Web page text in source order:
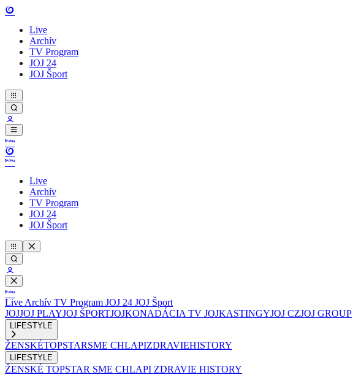
Live
Archív
TV Program
JOJ 24
JOJ Šport
Live
Archív
TV Program
JOJ 24
JOJ Šport
Live Archív TV Program JOJ 24 JOJ Šport
JOJJOJ PLAYJOJ ŠPORTJOJKONADÁCIA TV JOJKASTINGYJOJ CZJOJ GROUP
LIFESTYLE
ŽENSKÉTOPSTARSME CHLAPIZDRAVIEHISTORY
LIFESTYLE
ŽENSKÉ TOPSTAR SME CHLAPI ZDRAVIE HISTORY